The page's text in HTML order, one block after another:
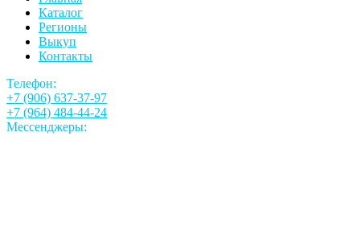
Каталог
Регионы
Выкуп
Контакты
Телефон:
+7 (906) 637-37-97
+7 (964) 484-44-24
Мессенджеры: